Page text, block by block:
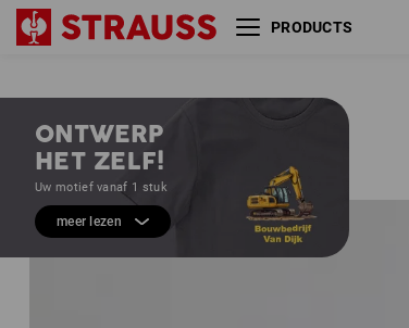
ONTWERP
HET ZELF!
Uw motief vanaf 1 stuk
meer lezen
PRODUCTS